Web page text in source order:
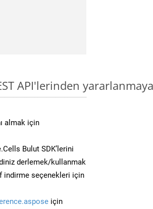
API'lerinden
almak için
Bulut SDK’lerini
derlemek/kullanmak
indirme seçenekleri için
için